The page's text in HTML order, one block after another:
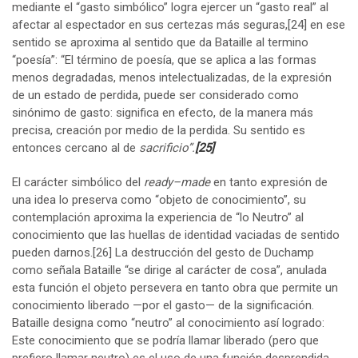
mediante el “gasto simbólico” logra ejercer un “gasto real” al
afectar al espectador en sus certezas más seguras,[24] en ese
sentido se aproxima al sentido que da Bataille al termino
“poesía”: “El término de poesía, que se aplica a las formas
menos degradadas, menos intelectualizadas, de la expresión
de un estado de perdida, puede ser considerado como
sinónimo de gasto: significa en efecto, de la manera más
precisa, creación por medio de la perdida. Su sentido es
entonces cercano al de sacrificio”.[25]
El carácter simbólico del ready–madeen tanto expresión de
una idea lo preserva como “objeto de conocimiento”, su
contemplación aproxima la experiencia de “lo Neutro” al
conocimiento que las huellas de identidad vaciadas de sentido
pueden darnos.[26] La destrucción del gesto de Duchamp
como señala Bataille “se dirige al carácter de cosa”, anulada
esta función el objeto persevera en tanto obra que permite un
conocimiento liberado —por el gasto— de la significación.
Bataille designa como “neutro” al conocimiento así logrado:
Este conocimiento que se podría llamar liberado (pero que